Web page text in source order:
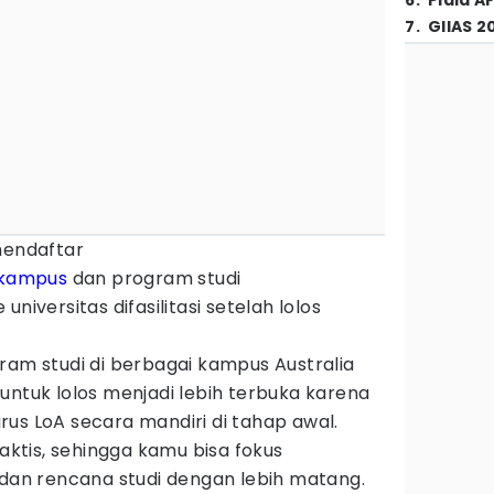
dan program studi
difasilitasi setelah lolos
studi di berbagai kampus Australia
lolos menjadi lebih terbuka karena
LoA secara mandiri di tahap awal.
sehingga kamu bisa fokus
rencana studi dengan lebih matang.
7. GIIAS